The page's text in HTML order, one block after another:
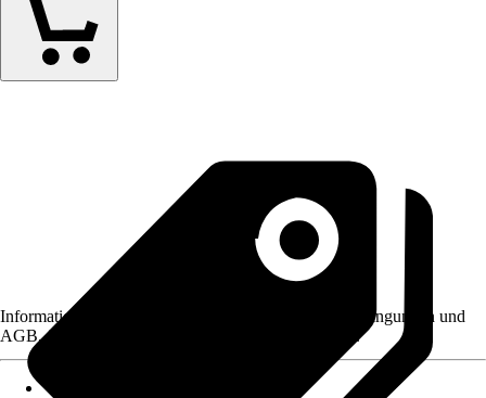
Informationen des Verkäufers, wie z. B. Rückgabebedingungen und
AGB, finden Sie bei Klick auf den Verkäufernamen.